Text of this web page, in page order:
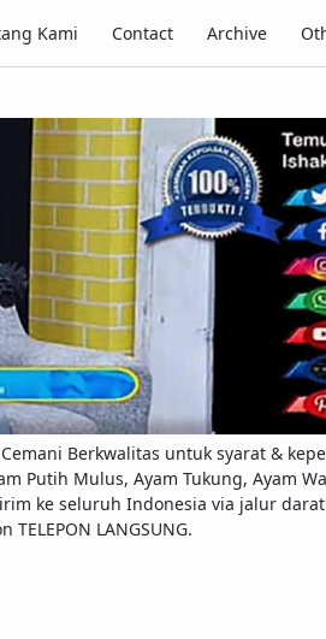
Kami Contact Archive
Berkwalitas untuk syarat &
Putih Mulus, Ayam Tukung, Ayam
ke seluruh Indonesia via jalur
LANGSUNG.